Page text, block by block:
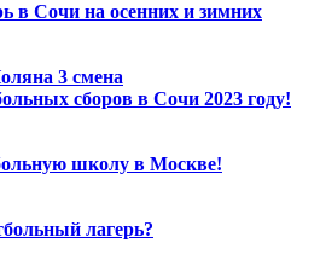
в Сочи на осенних и зимних
сборов в Сочи 2023 году!
школу в Москве!
лагерь?